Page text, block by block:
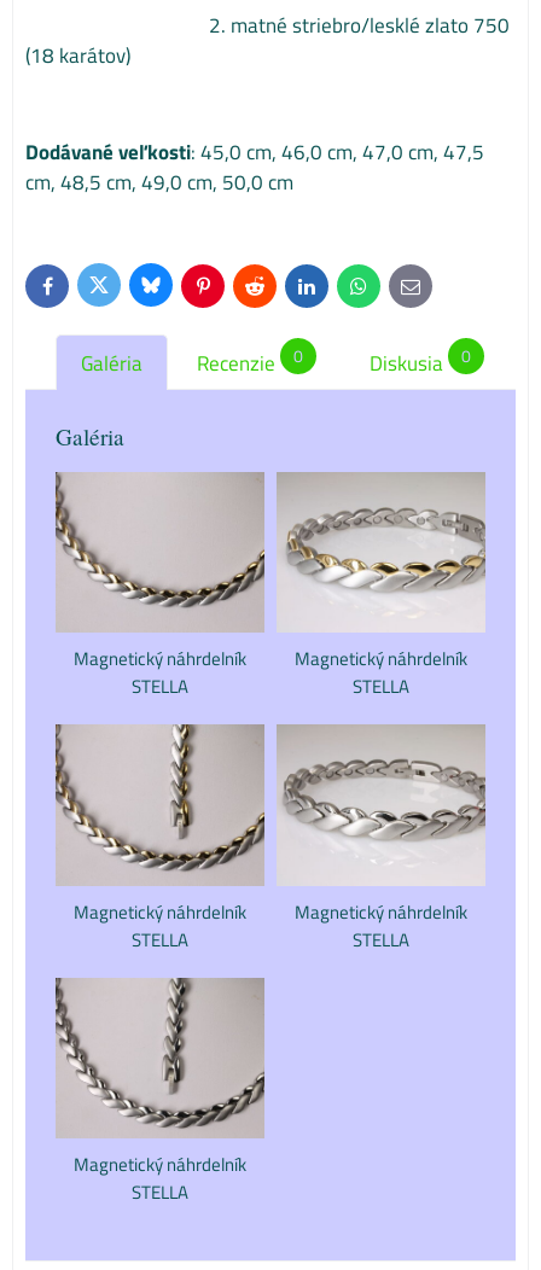
2. matné striebro/lesklé zlato 750
(18 karátov)
Dodávané veľkosti: 45,0 cm, 46,0 cm, 47,0 cm, 47,5
cm, 48,5 cm, 49,0 cm, 50,0 cm
FacebookTwitterBlueskyPinterestReddit LinkedInWhatsApp
E-
mail
Galéria Recenzie 0 Diskusia 0
Galéria
Magnetický náhrdelník
STELLA
Magnetický náhrdelník
STELLA
Magnetický náhrdelník
STELLA
Magnetický náhrdelník
STELLA
Magnetický náhrdelník
STELLA